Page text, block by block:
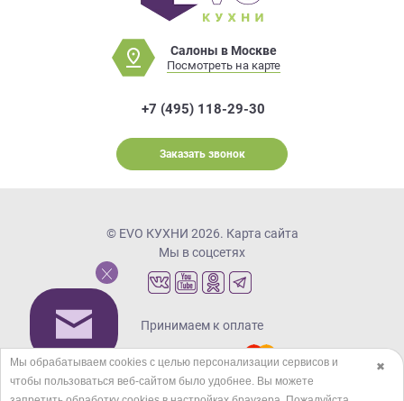
Салоны в Москве
Посмотреть на карте
+7 (495) 118-29-30
Заказать звонок
© EVO КУХНИ 2026. Карта сайта
Мы в соцсетях
Принимаем к оплате
Кредиты и рассрочка
✖
Мы обрабатываем cookies с целью персонализации сервисов и
чтобы пользоваться веб-сайтом было удобнее. Вы можете